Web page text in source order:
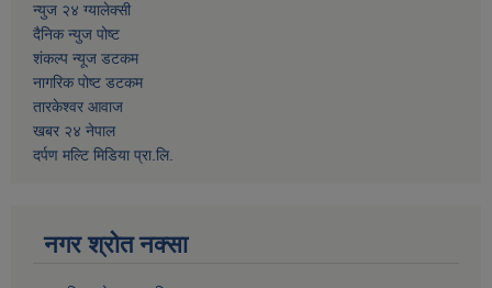
न्युज २४ ग्यालेक्सी
दैनिक न्युज पोष्ट
शंकल्प न्यूज डटकम
नागरिक पोष्ट डटकम
तारकेश्वर आवाज
खबर २४ नेपाल
दर्पण मल्टि मिडिया प्रा.लि.
नगर श्रोत नक्सा